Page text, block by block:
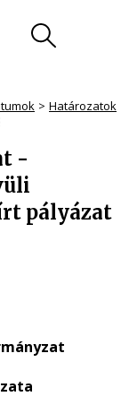
Határozatok
-
pályázat